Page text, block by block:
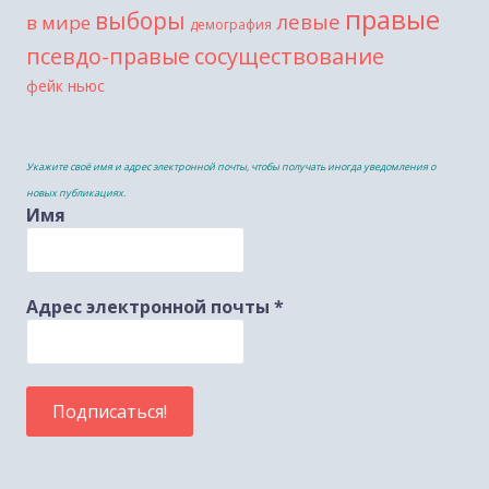
в мире выборы демография левые правые
псевдо-правые сосуществование
фейк ньюс
Укажите своё имя и адрес электронной почты, чтобы получать иногда уведомления о
новых публикациях.
Имя
Адрес электронной почты *